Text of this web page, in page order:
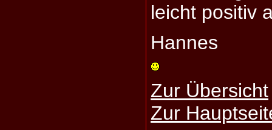
leicht positiv
Hannes
Zur Übersicht
Zur